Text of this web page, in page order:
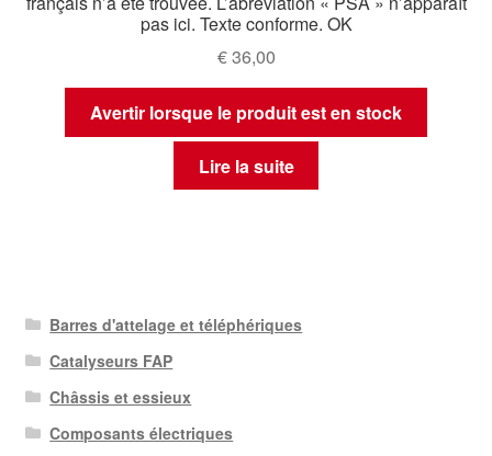
pas ici. Texte conforme. OK
€36,00
Avertir lorsque le produit est en stock
Lire la suite
Barres d'attelage et téléphériques
Catalyseurs FAP
Châssis et essieux
Composants électriques